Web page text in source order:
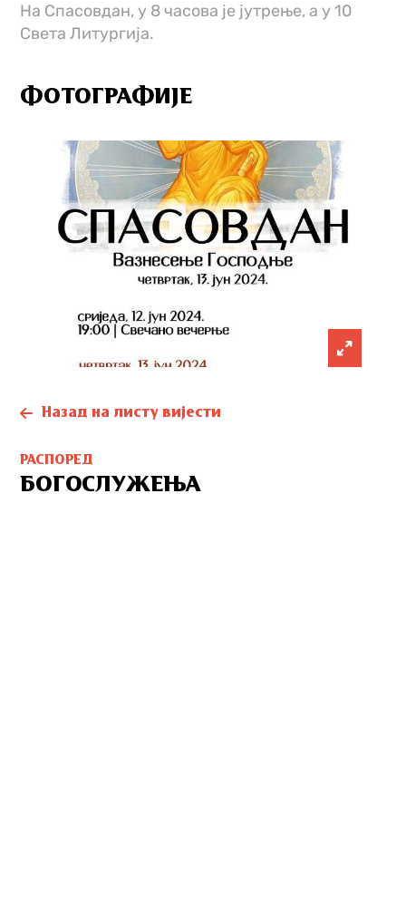
На Спасовдан, у 8 часова је јутрење, а у 10
Света Литургија.
ФОТОГРАФИЈЕ
Назад на листу вијести
РАСПОРЕД
БОГОСЛУЖЕЊА